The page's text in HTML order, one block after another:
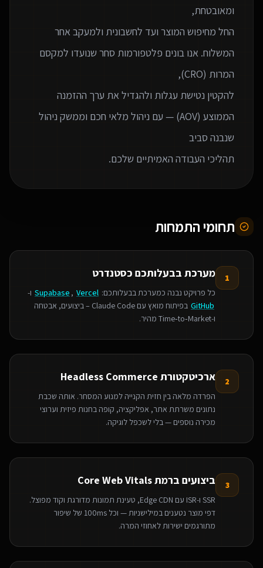
החל מחיפוש המוצר ועד לחשבונית ולמעקב אחר
המשלוח. אנו בונים פלטפורמות סחר שנועדו למקסם
להקטין נטישת עגלות ולהגדיל את ערך ההזמנה
הממוצע (AOV) — עם ניהול מלאי חכם וממשק ניהול
תהליכי העבודה האמיתיים שלכם.
תחומי התמחות
1 מערכת בבעלותכם כסטנדרט
כל פרויקט נבנה כמערכת בבעלותכם: Supabase , Vercel
ו-
GitHub
בפיתוח מואץ עם Claude Code – ביצועים, אבטחה
ו‑Time‑to‑Market מהיר.
2 ארכיטקטורת Headless Commerce
הפרדה מלאה בין חזית הקנייה למנוע המסחר. אותה שכבת
נתונים משרתת אתר, אפליקציה, קופה בחנות פיזית וערוצי
מכירה נוספים — בלי לשכפל לוגיקה.
3 ביצועים ברמת Core Web Vitals
SSR ו-ISR עם Edge CDN, טעינת תמונות מדורגת וקוד מפוצל.
דפי מוצר נטענים במילישניות — וכל 100ms של שיפור
מתורגמים ישירות לאחוזי המרה.